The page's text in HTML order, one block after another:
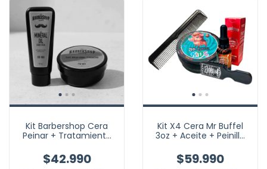
Kit Barbershop Cera
Peinar + Tratamiento
$42.990
Kit X4 Cera Mr Buffel
3oz + Aceite + Peinilla
$59.990